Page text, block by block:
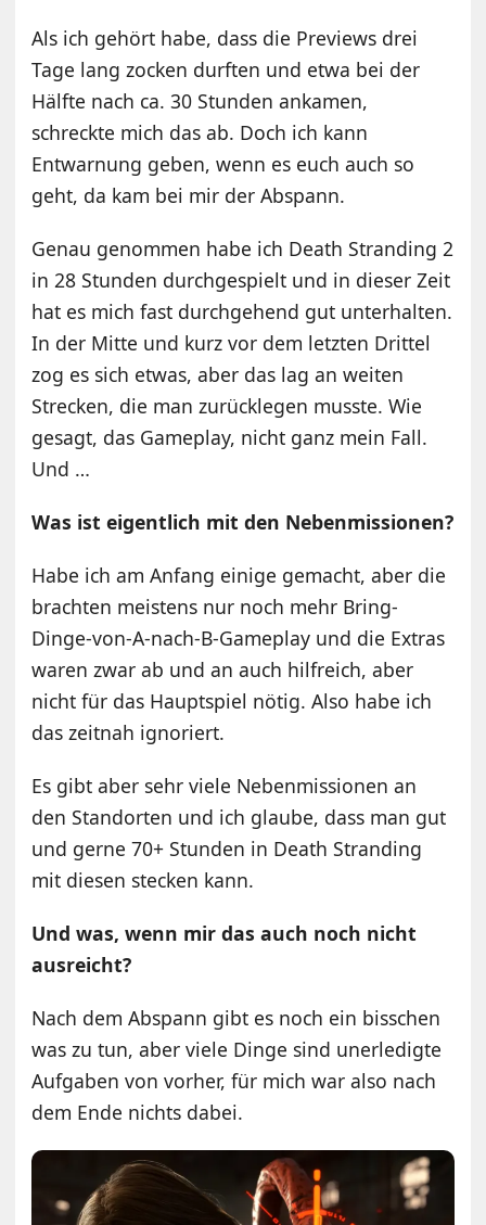
Als ich gehört habe, dass die Previews drei
Tage lang zocken durften und etwa bei der
Hälfte nach ca. 30 Stunden ankamen,
schreckte mich das ab. Doch ich kann
Entwarnung geben, wenn es euch auch so
geht, da kam bei mir der Abspann.
Genau genommen habe ich Death Stranding 2
in 28 Stunden durchgespielt und in dieser Zeit
hat es mich fast durchgehend gut unterhalten.
In der Mitte und kurz vor dem letzten Drittel
zog es sich etwas, aber das lag an weiten
Strecken, die man zurücklegen musste. Wie
gesagt, das Gameplay, nicht ganz mein Fall.
Und …
Was ist eigentlich mit den Nebenmissionen?
Habe ich am Anfang einige gemacht, aber die
brachten meistens nur noch mehr Bring-
Dinge-von-A-nach-B-Gameplay und die Extras
waren zwar ab und an auch hilfreich, aber
nicht für das Hauptspiel nötig. Also habe ich
das zeitnah ignoriert.
Es gibt aber sehr viele Nebenmissionen an
den Standorten und ich glaube, dass man gut
und gerne 70+ Stunden in Death Stranding
mit diesen stecken kann.
Und was, wenn mir das auch noch nicht
ausreicht?
Nach dem Abspann gibt es noch ein bisschen
was zu tun, aber viele Dinge sind unerledigte
Aufgaben von vorher, für mich war also nach
dem Ende nichts dabei.